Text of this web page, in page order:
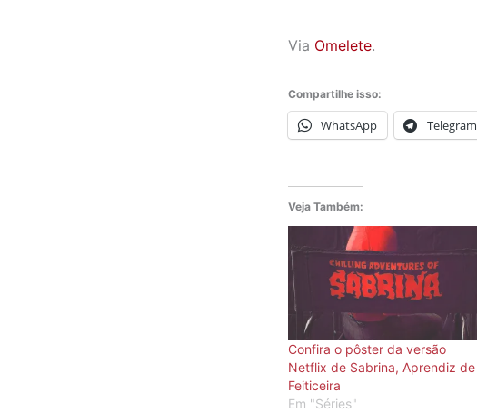
Via Omelete.
Compartilhe isso:
WhatsApp Telegram
Veja Também:
Confira o pôster da versão
Netflix de Sabrina, Aprendiz de
Feiticeira
Em "Séries"